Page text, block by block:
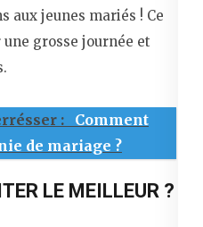
aux jeunes mariés ! Ce
grosse journée et
:
Comment
de mariage ?
LE MEILLEUR ?